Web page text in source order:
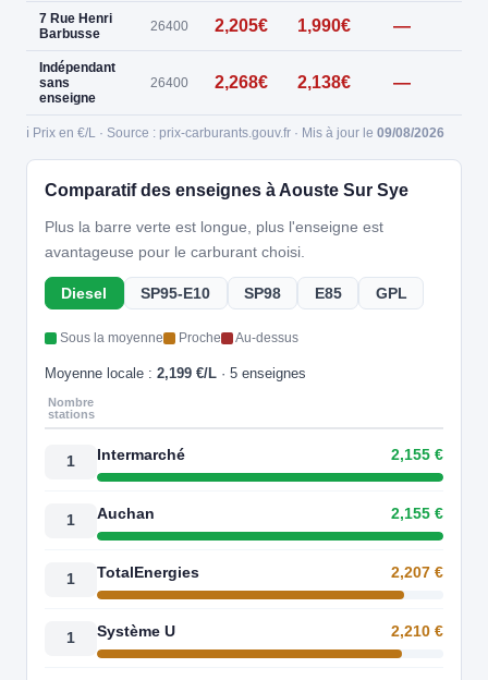
7 Rue Henri
Barbusse
26400 2,205€ 1,990€ —
Indépendant
sans
enseigne
26400 2,268€ 2,138€ —
ℹ️ Prix en €/L · Source : prix-carburants.gouv.fr · Mis à jour le 09/08/2026
Comparatif des enseignes à Aouste Sur Sye
Plus la barre verte est longue, plus l'enseigne est
avantageuse pour le carburant choisi.
Diesel SP95-E10 SP98 E85 GPL
Sous la moyenne Proche Au-dessus
Moyenne locale : 2,199 €/L · 5 enseignes
Nombre
stations
1 Intermarché 2,155 €
1 Auchan 2,155 €
1 TotalEnergies 2,207 €
1 Système U 2,210 €